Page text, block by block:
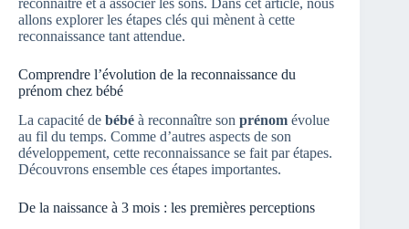
allons explorer les étapes clés qui mènent à cette
reconnaissance tant attendue.
Comprendre l’évolution de la reconnaissance du
prénom chez bébé
La capacité de bébé à reconnaître son prénom évolue
au fil du temps. Comme d’autres aspects de son
développement, cette reconnaissance se fait par étapes.
Découvrons ensemble ces étapes importantes.
De la naissance à 3 mois : les premières perceptions